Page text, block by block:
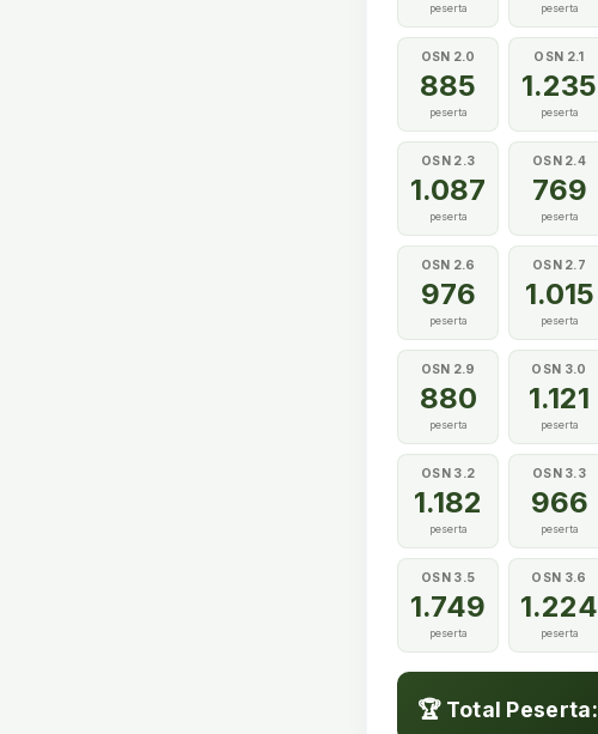
peserta peserta
OSN 2.0
885
peserta
OSN 2.1
1.235
peserta
OSN 2.3
1.087
peserta
OSN 2.4
769
peserta
OSN 2.6
976
peserta
OSN 2.7
1.015
peserta
OSN 2.9
880
peserta
OSN 3.0
1.121
peserta
OSN 3.2
1.182
peserta
OSN 3.3
966
peserta
OSN 3.5
1.749
peserta
OSN 3.6
1.224
peserta
🏆 Total Peserta: